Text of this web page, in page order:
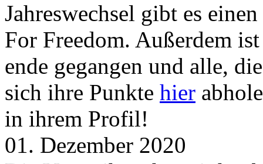
Jahreswechsel gibt es einen
For Freedom. Außerdem
ende gegangen und alle,
sich ihre Punkte hier
in ihrem Profil!
01. Dezember 2020